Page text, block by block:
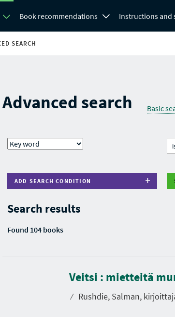
Book recommendations Instructions and
SEARCH
Advanced search Basic
ADD SEARCH CONDITION
Search results
Found 104 books
Veitsi : mietteitä
⁄ Rushdie, Salman,
D
r
a
t
i